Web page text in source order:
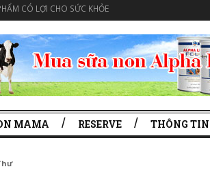
CÓ LỢI CHO SỨC KHỎE
MAMA RESERVE THÔNG TIN